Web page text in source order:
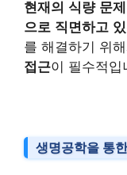
현재의 식량 문
으로 직면하고
를 해결하기 위
접근이 필수적입
생명공학을 통